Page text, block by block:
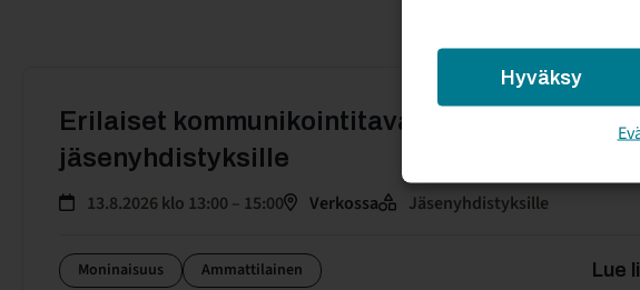
Hyväksy
Erilaiset kommunikointitavat -työpaja
jäsenyhdistyksille
13.8.2026 klo 13:00 – 15:00 Verkossa Jäsenyhdistyksille
Moninaisuus Ammattilainen Lue